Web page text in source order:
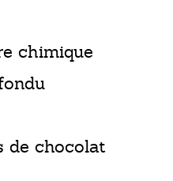
chimique
de chocolat